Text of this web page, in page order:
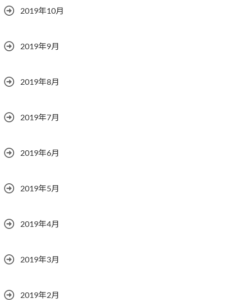
2019年10月
2019年9月
2019年8月
2019年7月
2019年6月
2019年5月
2019年4月
2019年3月
2019年2月